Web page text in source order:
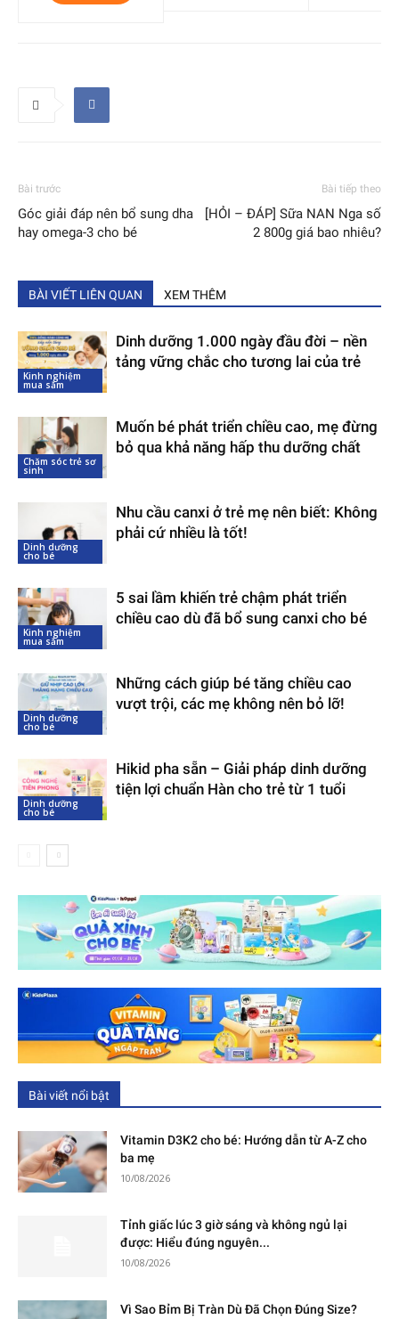
Bài trước
Góc giải đáp nên bổ sung dha
hay omega-3 cho bé
Bài tiếp theo
[HỎI – ĐÁP] Sữa NAN Nga số
2 800g giá bao nhiêu?
BÀI VIẾT LIÊN QUAN XEM THÊM
Kinh nghiệm
mua sắm
Dinh dưỡng 1.000 ngày đầu đời – nền
tảng vững chắc cho tương lai của trẻ
Chăm sóc trẻ sơ
sinh
Muốn bé phát triển chiều cao, mẹ đừng
bỏ qua khả năng hấp thu dưỡng chất
Dinh dưỡng
cho bé
Nhu cầu canxi ở trẻ mẹ nên biết: Không
phải cứ nhiều là tốt!
Kinh nghiệm
mua sắm
5 sai lầm khiến trẻ chậm phát triển
chiều cao dù đã bổ sung canxi cho bé
Dinh dưỡng
cho bé
Những cách giúp bé tăng chiều cao
vượt trội, các mẹ không nên bỏ lỡ!
Dinh dưỡng
cho bé
Hikid pha sẵn – Giải pháp dinh dưỡng
tiện lợi chuẩn Hàn cho trẻ từ 1 tuổi
Bài viết nổi bật
Vitamin D3K2 cho bé: Hướng dẫn từ A-Z cho
ba mẹ
10/08/2026
Tỉnh giấc lúc 3 giờ sáng và không ngủ lại
được: Hiểu đúng nguyên...
10/08/2026
Vì Sao Bỉm Bị Tràn Dù Đã Chọn Đúng Size?